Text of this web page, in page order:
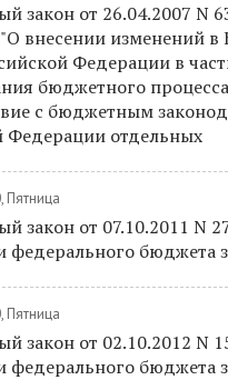
закон от 26.04.2007 N
"О внесении изменений
Федерации в
бюджетного
с бюджетным
Федерации отдельных
Пятница
закон от 07.10.2011 N
федерального бюджета
Пятница
закон от 02.10.2012 N
федерального бюджета